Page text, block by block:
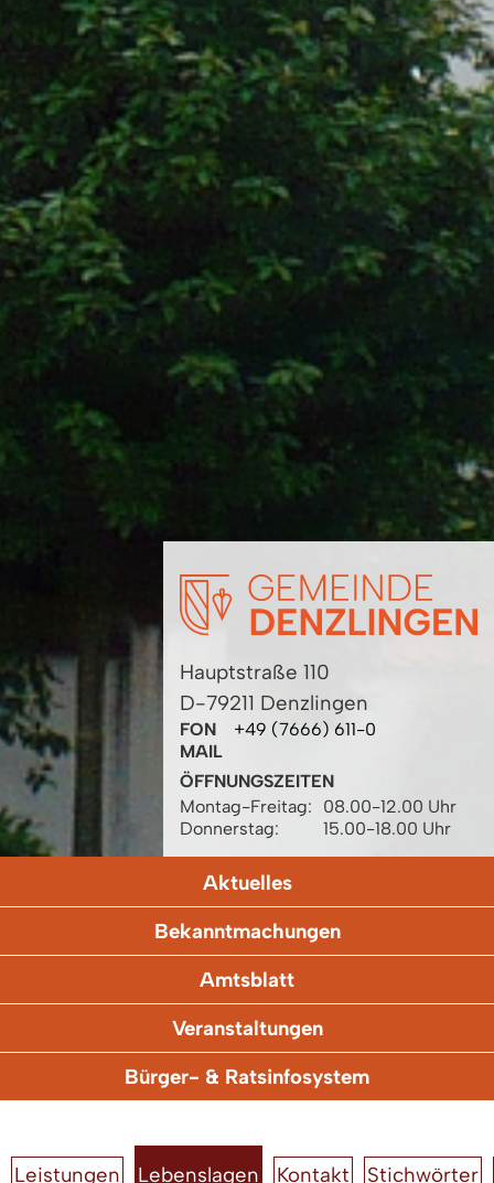
Hauptstraße 110
D-79211 Denzlingen
FON
+49 (7666) 611-0
MAIL
ÖFFNUNGSZEITEN
Montag-Freitag:
08.00-12.00 Uhr
Donnerstag:
15.00-18.00 Uhr
Aktuelles
Bekanntmachungen
Amtsblatt
Veranstaltungen
Bürger- & Ratsinfosystem
Leistungen Lebenslagen Kontakt Stichwörter